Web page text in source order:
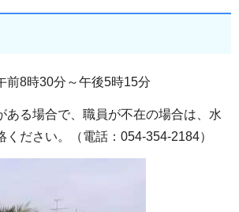
前8時30分～午後5時15分
ある場合で、職員が不在の場合は、水
ください。（電話：054-354-2184）